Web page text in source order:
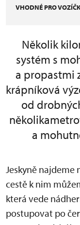
VHODNÉ PRO
Několik
systém s
a propastmi
krápníková
od
a
Jeskyně
cestě k nim
která vede
postupovat po